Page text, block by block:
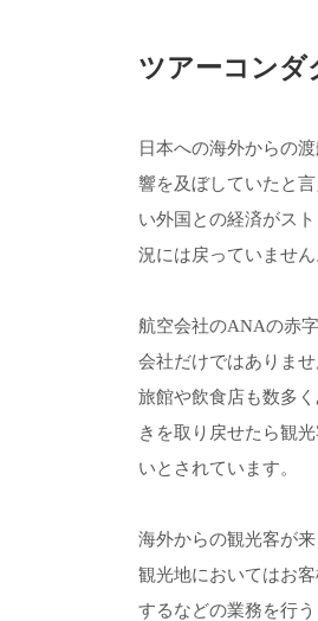
ツアーコンダ
日本への海外からの
響を及ぼしていたと
い外国との経済がス
況には戻っていません
航空会社のANAの赤
会社だけではありま
旅館や飲食店も数多
きを取り戻せたら観
いとされています。
海外からの観光客が
観光地においてはお
するなどの業務を行